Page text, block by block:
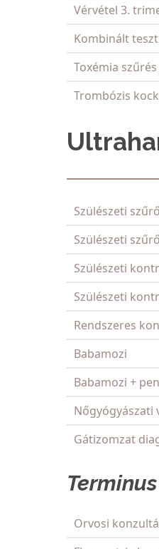
Vérvétel 3.
Kombinált
Toxémia
Trombózis
Szülészeti
Szülészeti
Szülészeti
Szülészeti
Rendszeres
Babamozi
Babamozi +
Nőgyógyászati
Gátizomzat
Orvosi